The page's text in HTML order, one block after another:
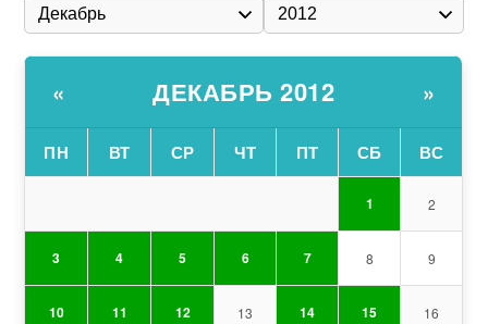
« ДЕКАБРЬ 2012 »
ПН ВТ СР ЧТ ПТ СБ ВС
1 2
3 4 5 6 7 8 9
10 11 12 13 14 15 16